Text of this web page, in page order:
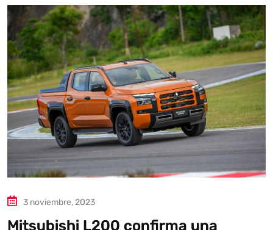
3 noviembre, 2023
Mitsubishi L200 confirma una